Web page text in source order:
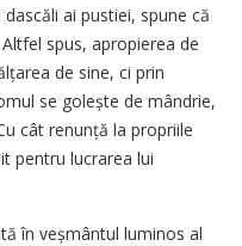
ai pustiei, spune că
spus, apropierea de
de sine, ci prin
se golește de mândrie,
cât renunță la propriile
pentru lucrarea lui
în veșmântul luminos al